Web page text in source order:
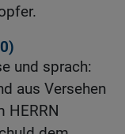
)
und sprach:
aus Versehen
HERRN